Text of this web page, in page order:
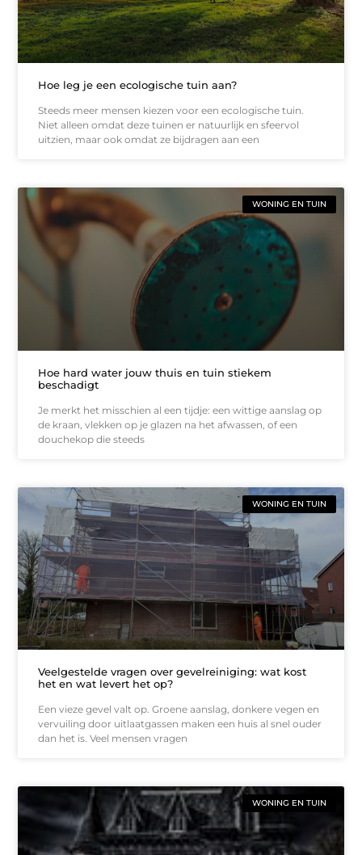
Hoe leg je een ecologische tuin aan?
Steeds meer mensen kiezen voor een ecologische tuin.
Niet alleen omdat deze tuinen er natuurlijk en sfeervol
uitzien, maar ook omdat ze bijdragen aan een
WONING EN TUIN
Hoe hard water jouw thuis en tuin stiekem
beschadigt
Je merkt het misschien al een tijdje: een wittige aanslag op
de kraan, vlekken op je glazen na het afwassen, of een
douchekop die steeds
WONING EN TUIN
Veelgestelde vragen over gevelreiniging: wat kost
het en wat levert het op?
Een vieze gevel valt op. Groene aanslag, donkere vegen en
vervuiling door uitlaatgassen maken een huis al snel ouder
dan het is. Veel mensen vragen
WONING EN TUIN